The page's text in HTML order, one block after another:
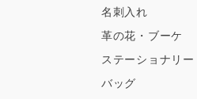
名刺入れ
革の花・ブーケ
ステーショナリー
バッグ